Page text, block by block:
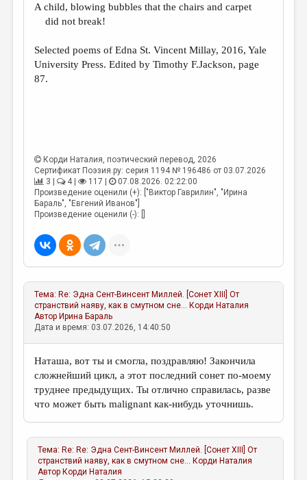
РЕЦЕНЗИРОВАНИЕ
ТРЕДИАКОВСКИЙ
A child, blowing bubbles that the chairs and carpet
did not break!
Selected poems of Edna St. Vincent Millay, 2016, Yale
University Press. Edited by Timothy F.Jackson, page
87.
Корди Наталия, поэтический перевод, 2026
Сертификат Поэзия.ру: серия 1194 № 196486 от 03.07.2026
3 |
4 | 117 |
07.08.2026. 02:22:00
Произведение оценили (+): ["Виктор Гаврилин", "Ирина
Бараль", "Евгений Иванов"]
Произведение оценили (-): []
Тема: Re: Эдна Сент-Винсент Миллей. [Сонет ХIII] От
странствий наяву, как в смутном сне... Корди Наталия
Автор Ирина Бараль
Дата и время: 03.07.2026, 14:40:50
Наташа, вот ты и смогла, поздравляю! Закончила
сложнейший цикл, а этот последний сонет по-моему
труднее предыдущих. Ты отлично справилась, разве
что может быть malignant как-нибудь уточнишь.
Тема: Re: Re: Эдна Сент-Винсент Миллей. [Сонет ХIII] От
странствий наяву, как в смутном сне... Корди Наталия
Автор Корди Наталия